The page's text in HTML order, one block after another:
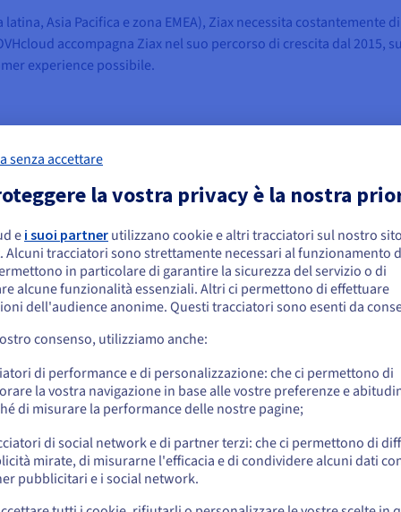
Asia Pacifica e zona EMEA), Ziax necessita
accompagna Ziax nel suo percorso di crescita dal 2015,
experience possibile.
bisogno di un partner IT in grado di rispondere alle proprie
ha avuto difficoltà a trovare un provider che potesse
fluida. Gli utenti del servizio sono infatti molto sensibili a
unirsi a una sessione potrebbero infatti spingerli a cambiare
la scelta del server. Con una media di 50.000 giocatori
degli utenti.
per le piattaforme di gaming, soprattutto di fronte al
pandemia. L’industria del gaming costituisce un bersaglio
informatici durante la pandemia, con un incremento del
per qualsiasi piattaforma di gioco e Ziax non costituisce
che la tua localizzazione sia Stati
un ordine da Stati Uniti, è necessario accedere al sito web del
un account.
us.ovhcloud.com/
Inglese USD - $
sul sito web attuale
senza accettare
la vostra privacy è la nostra
ei suoi partner utilizzano cookie e altri tracciatori sul nostro sito
Alcuni tracciatori sono strettamente necessari al funzionamento
in particolare di garantire la sicurezza del servizio o di
alcune funzionalità essenziali. Altri ci permettono di effettuare
dell'audience anonime. Questi tracciatori sono esenti da
consenso, utilizziamo anche:
di performance e di personalizzazione: che ci permettono di
la vostra navigazione in base alle vostre preferenze e
di misurare la performance delle nostre pagine;
di social network e di partner terzi: che ci permettono di
mirate, di misurarne l'efficacia e di condividere alcuni dati
pubblicitari e i social network.